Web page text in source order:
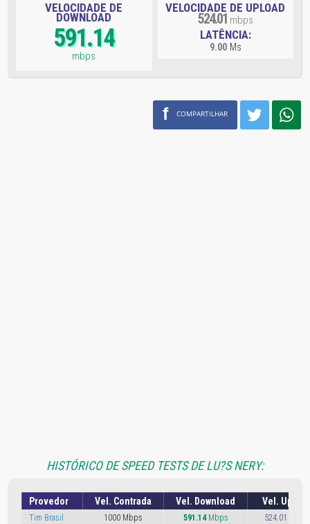
VELOCIDADE DE
DOWNLOAD
591.14
mbps
VELOCIDADE DE UPLOAD
524.01 mbps
LATÊNCIA:
9.00 Ms
f COMPARTILHAR
HISTÓRICO DE SPEED TESTS DE LU?S NERY:
Provedor Vel. Contrada Vel. Download Vel.
Tim Brasil 1000 Mbps 591.14Mbps 524.01 Mbps